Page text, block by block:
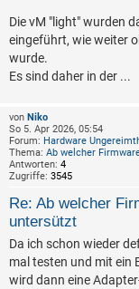
Die vM "light" wurden
eingeführt, wie weiter
wurde.
Es sind daher in der ...
von Niko
So 5. Apr 2026, 05:54
Forum: Hardware
Thema: Ab welcher
Antworten: 4
Zugriffe: 3545
Re: Ab welcher
untersützt
Da ich schon wieder
mal testen und mit ein
wird dann eine